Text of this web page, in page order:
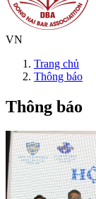
VN
Trang chủ
Thông báo
Thông báo